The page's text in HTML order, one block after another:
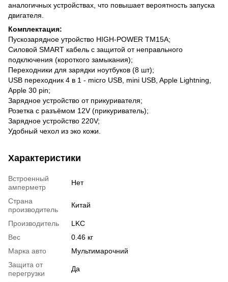
аналогичных устройствах, что повышает вероятность запуска
двигателя.
Комплектация:
Пускозарядное утройство HIGH-POWER TM15A;
Силовой SMART кабель c защитой от неправльного
подключения (короткого замыкания);
Переходники для зарядки ноутбуков (8 шт);
USB переходник 4 в 1 - micro USB, mini USB, Apple Lightning,
Apple 30 pin;
Зарядное устройство от прикуривателя;
Розетка с разъёмом 12V (прикуриватель);
Зарядное устройство 220V;
Удобный чехол из эко кожи.
Характеристики
Встроенный
амперметр
Нет
Страна
производитель
Китай
Производитель
LKC
Вес
0.46 кг
Марка авто
Мультимарочний
Защита от
перегрузки
Да